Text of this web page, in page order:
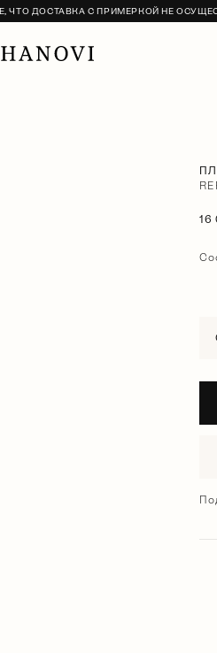
ДОСТАВКА С ПРИМЕРКОЙ НЕ
16